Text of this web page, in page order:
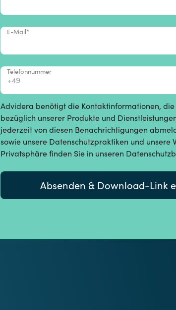
E-Mail*
Telefonnummer
Advidera benötigt die Kontaktinformationen, die
bezüglich unserer Produkte und
jederzeit von diesen Benachrichtigungen
sowie unsere Datenschutzpraktiken und unsere
Privatsphäre finden Sie in unseren